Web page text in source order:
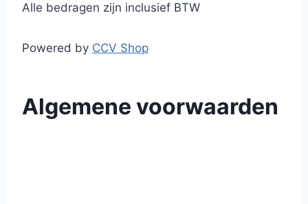
Alle bedragen zijn inclusief BTW
Powered by CCV Shop
Algemene voorwaarden